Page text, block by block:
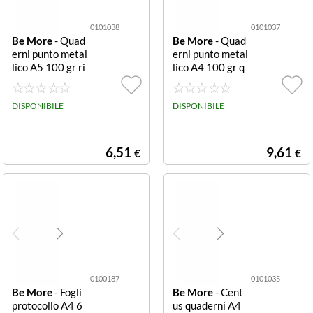
0101038
Be More- Quad
erni punto metal
lico A5 100 gr ri
ghe 0A conf. 12
CF 12 QUADER
NI CENTUS A5
DISPONIBILE
6,51 €
0101037
Be More- Quad
erni punto metal
lico A4 100 gr q
uadretti 4F conf.
12 CF12 QUAD
ERNI CENTUS
DISPONIBILE
9,61 €
0100187
Be More- Fogli
protocollo A4 6
0101035
Be More- Cent
us quaderni A4